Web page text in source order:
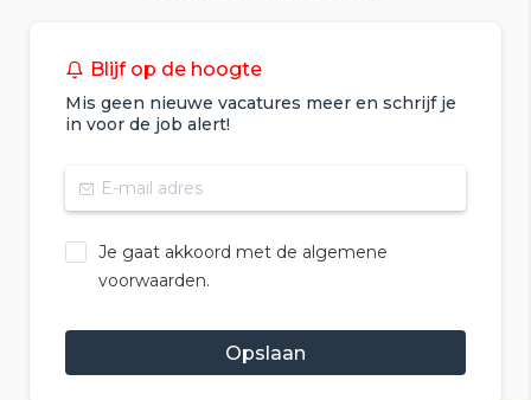
Blijf op de hoogte
Mis geen nieuwe vacatures meer en schrijf je
in voor de job alert!
Je gaat akkoord met de algemene
voorwaarden.
Opslaan